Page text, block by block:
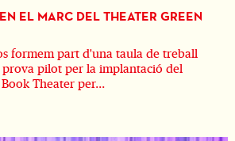
EL MARC DEL THEATER GREEN
formem part d'una taula de treball
pilot per la implantació del
Theater per...